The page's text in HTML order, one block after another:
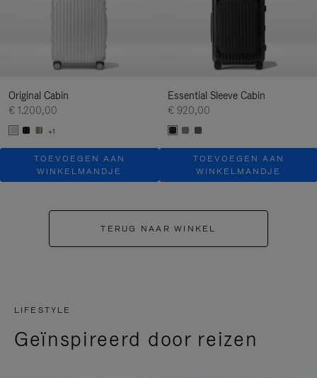
Original Cabin
€ 1.200,00
+1
TOEVOEGEN AAN
WINKELMANDJE
Essential Sleeve Cabin
€ 920,00
TOEVOEGEN AAN
WINKELMANDJE
TERUG NAAR WINKEL
LIFESTYLE
Geïnspireerd door reizen